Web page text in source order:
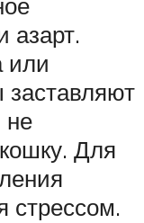
азарт.
или
заставляют
не
Для
стрессом.